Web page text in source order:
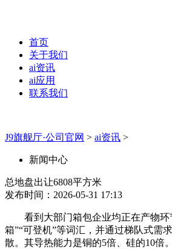
首页
关于我们
ai资讯
ai应用
联系我们
J9旗舰厅·公司官网 > ai资讯 >
新闻中心
总地盘出让6808平方米
发布时间：2026-05-31 17:13
看到大部门箱包企业均正在产物环
箱”“可登机”等词汇，并通过梯队式需
散。其导热能力是铜的5倍、硅的10倍